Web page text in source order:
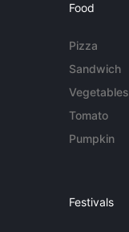
Food
Pizza
Sandwich
Vegetables
Tomato
Pumpkin
Festivals